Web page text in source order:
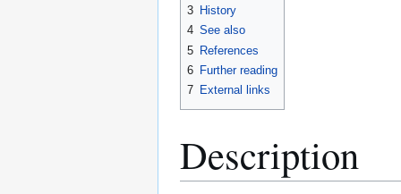
3 History
4 See also
5 References
6 Further reading
7 External links
Description